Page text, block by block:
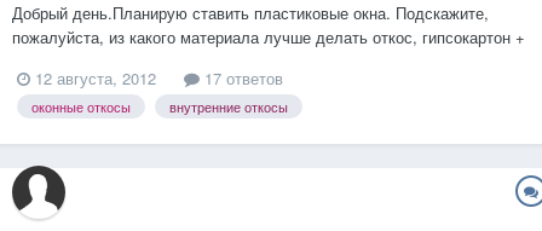
Добрый день.Планирую ставить пластиковые окна. Подскажите,
пожалуйста, из какого материала лучше делать откос, гипсокартон +
ширина откоса получается порядка 49 см. Поскольку подоконники
широкие, предполагается что на нём могут сидеть люди, о...
12 августа, 2012 17 ответов
оконные откосы внутренние откосы